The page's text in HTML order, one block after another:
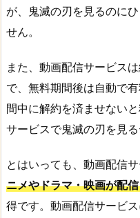
が、鬼滅の刃を見るのに
せん。
また、動画配信サービス
で、無料期間後は自動で
間中に解約を済ませない
サービスで鬼滅の刃を見る
とはいっても、動画配信
ニメやドラマ・映画が配
得です。動画配信サービ